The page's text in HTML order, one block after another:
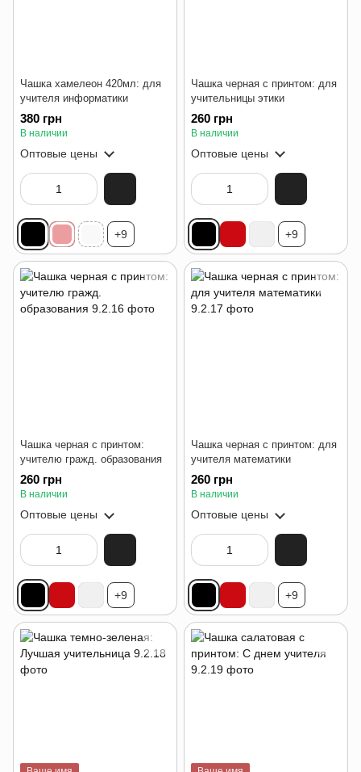
Чашка хамелеон 420мл: для
учителя информатики
380 грн
В наличии
Оптовые цены
+9
Чашка черная с принтом: для
учительницы этики
260 грн
В наличии
Оптовые цены
+9
Чашка черная с принтом:
учителю гражд. образования
260 грн
В наличии
Оптовые цены
+9
Чашка черная с принтом: для
учителя математики
260 грн
В наличии
Оптовые цены
+9